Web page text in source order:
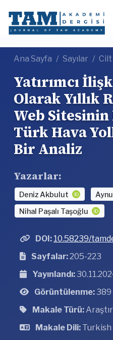
Ana Sayfa Sayılar Cilt
Yatırımcı
Olarak Yıllık
Web Sitesinin
Türk Hava
Bir Analiz
Yazarlar:
Deniz Akbulut
Nihal Paşalı Taşoğlu
DOI: 10.58239/
Sayfalar:205-223
Yayınlandı:
Görüntülenme:389
Makale Türü:
Makale Dili: Turkish